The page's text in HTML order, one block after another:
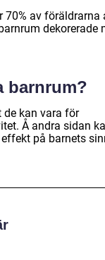
70% av föräldrarna
dekorerade
barnrum?
de kan vara för
Å andra sidan
på barnets